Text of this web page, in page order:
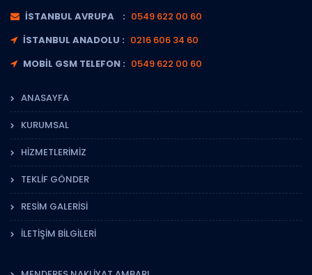
İSTANBUL AVRUPA : 0549 622 00 60
İSTANBUL ANADOLU : 0216 606 34 60
MOBIL GSM TELEFON : 0549 622 00 60
ANASAYFA
KURUMSAL
HIZMETLERIMIZ
TEKLIF GÖNDER
RESIM GALERISI
İLETIŞIM BILGILERI